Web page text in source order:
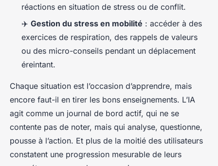
réactions en situation de stress ou de conflit.
✈️ Gestion du stress en mobilité : accéder à des
exercices de respiration, des rappels de valeurs
ou des micro-conseils pendant un déplacement
éreintant.
Chaque situation est l’occasion d’apprendre, mais
encore faut-il en tirer les bons enseignements. L’IA
agit comme un journal de bord actif, qui ne se
contente pas de noter, mais qui analyse, questionne,
pousse à l’action. Et plus de la moitié des utilisateurs
constatent une progression mesurable de leurs